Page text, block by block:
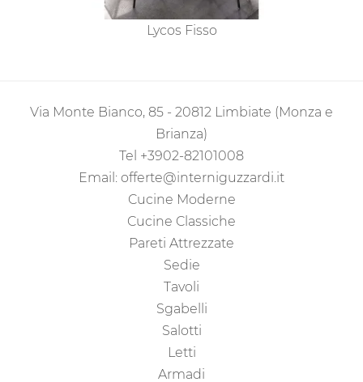
Lycos Fisso
Via Monte Bianco, 85 - 20812 Limbiate (Monza e
Brianza)
Tel +3902-82101008
Email: offerte@interniguzzardi.it
Cucine Moderne
Cucine Classiche
Pareti Attrezzate
Sedie
Tavoli
Sgabelli
Salotti
Letti
Armadi